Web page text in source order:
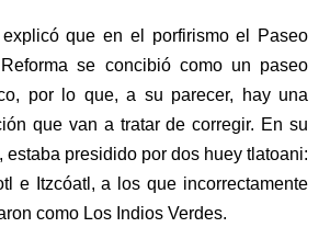
explicó que en el porfirismo el Paseo
se concibió como un paseo
por lo que, a su parecer, hay una
que van a tratar de corregir. En su
estaba presidido por dos huey tlatoani:
e Itzcóatl, a los que incorrectamente
como Los Indios Verdes.